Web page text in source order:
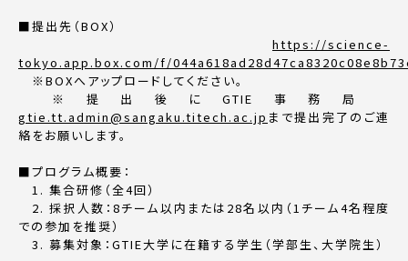
■提出先（BOX）
https://science-
tokyo.app.box.com/f/
※BOXへアップロードしてください。
※提出後にGTIE事務局
gtie.tt.admin@sangaku.titech.ac.jp まで提出完了のご連
絡をお願いします。
■プログラム概要：
1. 集合研修（全4回）
2. 採択人数：8チーム以内または28名以内（1チーム4名程度
での参加を推奨）
3. 募集対象：GTIE大学に在籍する学生（学部生、大学院生）